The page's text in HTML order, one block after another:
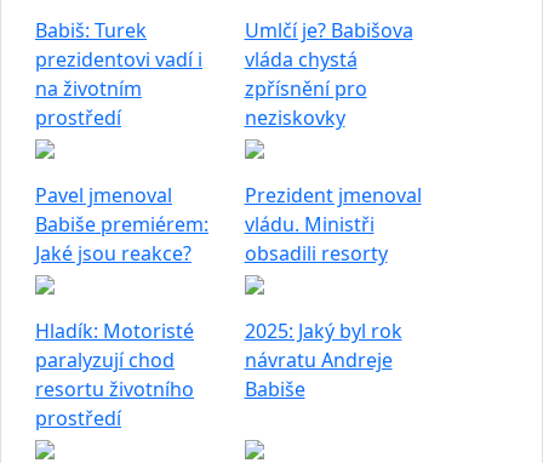
Babiš: Turek
prezidentovi vadí i
na životním
prostředí
Umlčí je? Babišova
vláda chystá
zpřísnění pro
neziskovky
Pavel jmenoval
Babiše premiérem:
Jaké jsou reakce?
Prezident jmenoval
vládu. Ministři
obsadili resorty
Hladík: Motoristé
paralyzují chod
resortu životního
prostředí
2025: Jaký byl rok
návratu Andreje
Babiše